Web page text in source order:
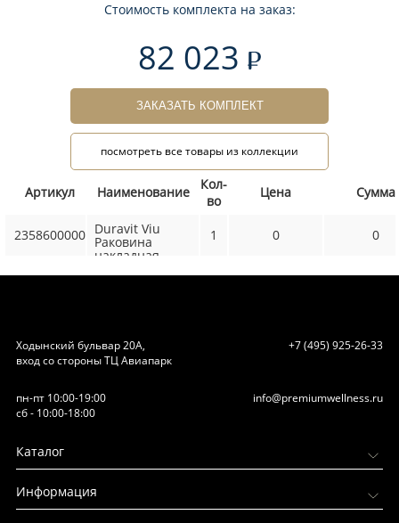
Стоимость комплекта на заказ:
82 023
ЗАКАЗАТЬ КОМПЛЕКТ
посмотреть все товары из коллекции
Артикул Наименование
Кол-
во
Цена Сумма
2358600000 Duravit Viu
Раковина
накладная
крышкой, цвет:
белый
1 0 0
Ходынский бульвар 20А,
вход со стороны ТЦ Авиапарк
+7 (495) 925-26-33
пн-пт 10:00-19:00
сб - 10:00-18:00
info@premiumwellness.ru
Каталог
Информация